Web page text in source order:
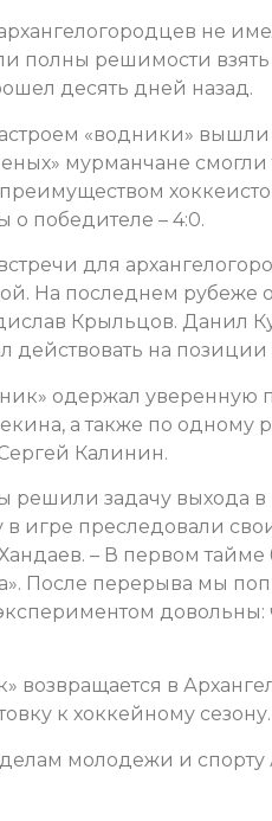
не
полны решимости
десять дней назад.
«водники»
мурманчане
о победителе – 4:0.
для
На последнем рубеже
Крыльцов. Данил
действовать на
одержал уверенную
а также по одному
Калинин.
решили задачу выхода
в игре преследовали
– В первом
После перерыва мы
возвращается в
к хоккейному сезону.
молодежи и спорту